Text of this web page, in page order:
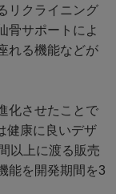
リクライニング
骨サポートによ
れる機能などが
化させたことで
健康に良いデザ
以上に渡る販売
能を開発期間を3